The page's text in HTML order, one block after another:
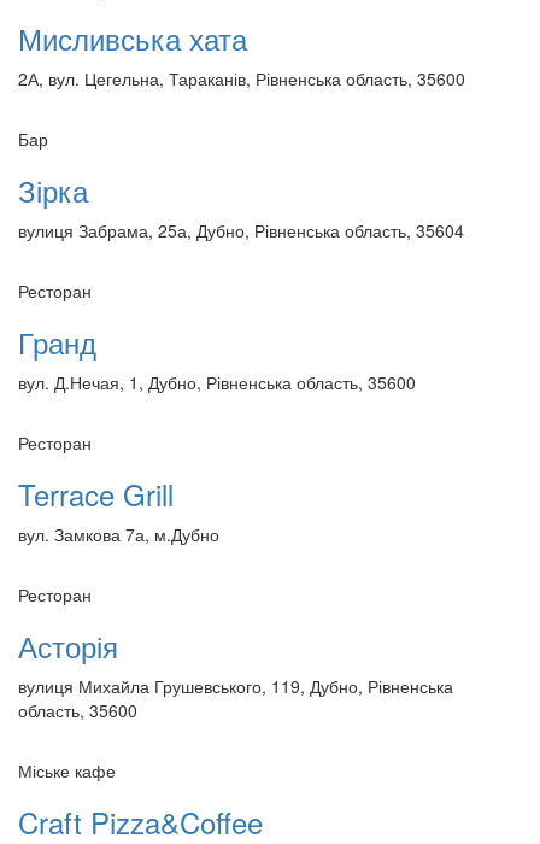
Мисливська хата
2А, вул. Цегельна, Тараканів, Рівненська область, 35600
Бар
Зірка
вулиця Забрама, 25а, Дубно, Рівненська область, 35604
Ресторан
Гранд
вул. Д.Нечая, 1, Дубно, Рівненська область, 35600
Ресторан
Terrace Grill
вул. Замкова 7а, м.Дубно
Ресторан
Асторія
вулиця Михайла Грушевського, 119, Дубно, Рівненська
область, 35600
Міське кафе
Craft Pizza&Coffee